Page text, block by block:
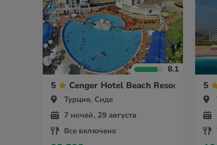
8.1
5 Cenger Hotel Beach Resort & Spa
Турция, Сиде
7 ночей, 29 августа
Все включено
5